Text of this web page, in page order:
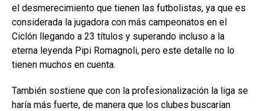
el desmerecimiento que tienen las futbolistas, ya que es
considerada la jugadora con más campeonatos en el
Ciclón llegando a 23 títulos y superando incluso a la
eterna leyenda Pipi Romagnoli, pero este detalle no lo
tienen muchos en cuenta.
También sostiene que con la profesionalización la liga se
haría más fuerte, de manera que los clubes buscarían